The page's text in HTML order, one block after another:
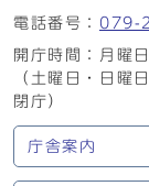
電話番号： 079-
開庁時間：月曜
（土曜日・日曜
閉庁）
庁舎案内